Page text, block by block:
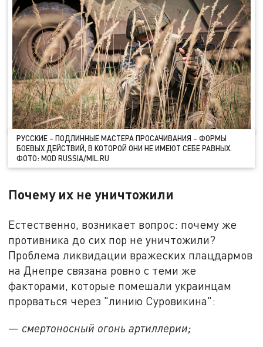
РУССКИЕ – ПОДЛИННЫЕ МАСТЕРА ПРОСАЧИВАНИЯ – ФОРМЫ
БОЕВЫХ ДЕЙСТВИЙ, В КОТОРОЙ ОНИ НЕ ИМЕЮТ СЕБЕ РАВНЫХ.
ФОТО: MOD RUSSIA/MIL.RU
Почему их не уничтожили
Естественно, возникает вопрос: почему же
противника до сих пор не уничтожили?
Проблема ликвидации вражеских плацдармов
на Днепре связана ровно с теми же
факторами, которые помешали украинцам
прорваться через "линию Суровикина":
— смертоносный огонь артиллерии;